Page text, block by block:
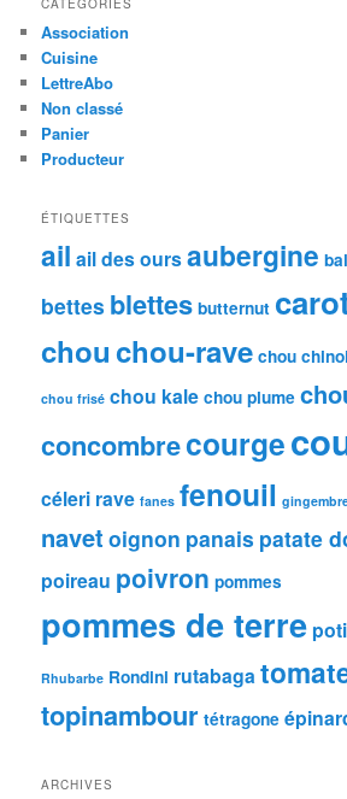
r
c
h
e
Association
Cuisine
LettreAbo
Non classé
Panier
Producteur
ÉTIQUETTES
ail ail des oursaubergine
bettes blettes butternut
chouchou-rave chou
chou frisé chou kale chou plume
concombrecourge
céleri rave fanes fenouil
navet oignon panais patate
poireau poivron pommes
pommes de terre
Rhubarbe Rondini rutabaga
topinambour tétragone
ARCHIVES